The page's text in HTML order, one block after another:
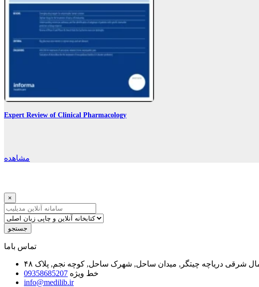
Expert Review of Clinical Pharmacology
مشاهده
×
جستجو
ﺗﻤﺎﺱ ﺑﺎﻣﺎ
شرقی دریاچه چیتگر, میدان ساحل, شهرک ساحل, کوچه نجم, پلاک ۴۸
خط ویژه 09358685207
info@medilib.ir